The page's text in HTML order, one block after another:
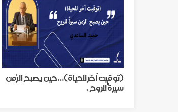
(توقيت آخر للحياة)… حين يصبح الزمن
سيرةً للروح .